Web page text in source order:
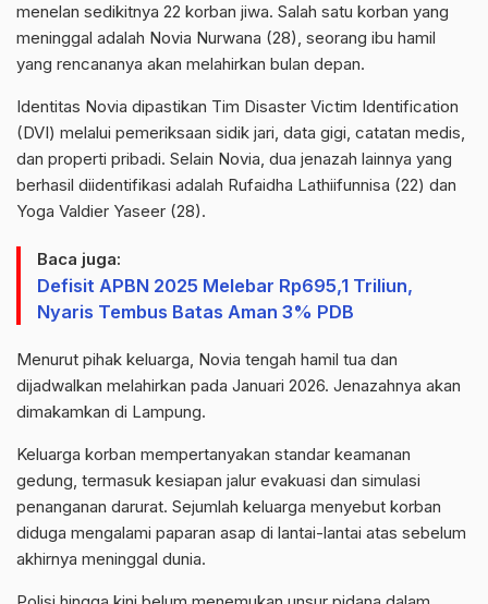
menelan sedikitnya 22 korban jiwa. Salah satu korban yang
meninggal adalah Novia Nurwana (28), seorang ibu hamil
yang rencananya akan melahirkan bulan depan.
Identitas Novia dipastikan Tim Disaster Victim Identification
(DVI) melalui pemeriksaan sidik jari, data gigi, catatan medis,
dan properti pribadi. Selain Novia, dua jenazah lainnya yang
berhasil diidentifikasi adalah Rufaidha Lathiifunnisa (22) dan
Yoga Valdier Yaseer (28).
Baca juga:
Defisit APBN 2025 Melebar Rp695,1 Triliun,
Nyaris Tembus Batas Aman 3% PDB
Menurut pihak keluarga, Novia tengah hamil tua dan
dijadwalkan melahirkan pada Januari 2026. Jenazahnya akan
dimakamkan di Lampung.
Keluarga korban mempertanyakan standar keamanan
gedung, termasuk kesiapan jalur evakuasi dan simulasi
penanganan darurat. Sejumlah keluarga menyebut korban
diduga mengalami paparan asap di lantai-lantai atas sebelum
akhirnya meninggal dunia.